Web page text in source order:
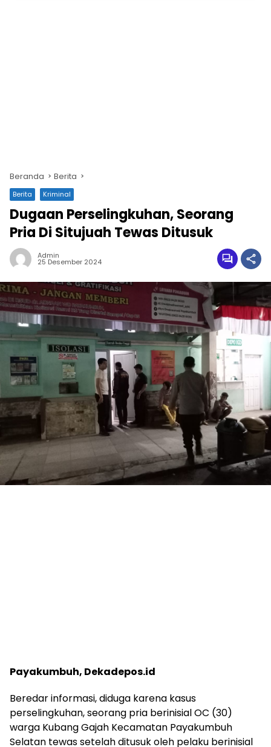
Beranda Berita
Berita Kriminal
Dugaan Perselingkuhan, Seorang
Pria Di Situjuah Tewas Ditusuk
Admin
25 Desember 2024
Payakumbuh, Dekadepos.id
Beredar informasi, diduga karena kasus
perselingkuhan, seorang pria berinisial OC (30)
warga Kubang Gajah Kecamatan Payakumbuh
Selatan tewas setelah ditusuk oleh pelaku berinisial